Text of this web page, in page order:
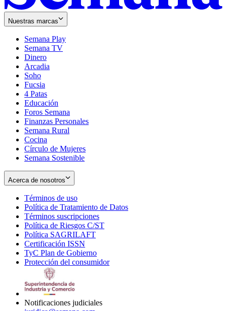
Nuestras marcas
Semana Play
Semana TV
Dinero
Arcadia
Soho
in
new
window
Fucsia
in
new
window
4 Patas
Educación
Foros Semana
Finanzas Personales
Semana Rural
Cocina
Círculo de Mujeres
Semana Sostenible
Acerca de nosotros
Términos de uso
in
new
window
Política de Tratamiento de Datos
Términos suscripciones
in
Política de Riesgos C/ST
Política SAGRILAFT
new
window
Certificación ISSN
in
new
TyC Plan de Gobierno
in
Protección del consumidorOpens
Notificaciones judiciales